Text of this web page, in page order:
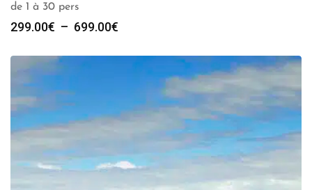
de 1 à 30 pers
299.00€ – 699.00€
prix :
299.00€
699.00€